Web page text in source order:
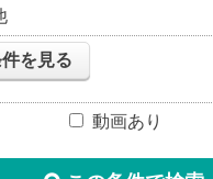
を見る
動画あり